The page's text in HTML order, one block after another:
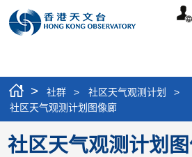
个
> 社群 > 社区天气观测计划
>
社区天气观测计划图像廊
社区天气观测计划